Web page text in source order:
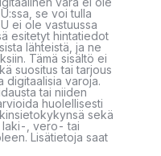
se voi tulla
ei ole vastuussa
esitetyt hintatiedot
lähteistä, ja ne
Tämä sisältö ei
suositus tai tarjous
digitaalisia varoja.
tai niiden
huolellisesti
sekä
laki-, vero- tai
Lisätietoja saat